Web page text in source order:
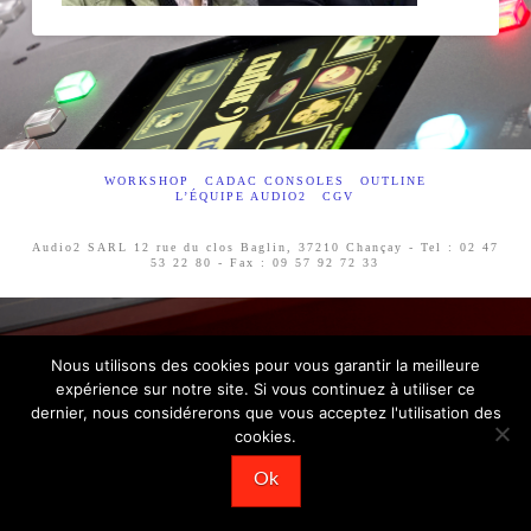
WORKSHOP CADAC CONSOLES
OUTLINE
L’ÉQUIPE AUDIO2
CGV
Audio2 SARL 12 rue du clos Baglin, 37210 Chançay - Tel : 02 47
53 22 80 - Fax : 09 57 92 72 33
Nous utilisons des cookies pour vous garantir la meilleure
expérience sur notre site. Si vous continuez à utiliser ce
dernier, nous considérerons que vous acceptez l'utilisation des
cookies.
Ok